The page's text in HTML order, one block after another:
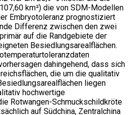
km²) die von SDM-Modellen
Embryotoleranz prognostiziert
Differenz zwischen den zwei
auf die Randgebiete der
Besiedlungsarealflächen.
dahingehend, dass sich
die um die qualitativ
liegen
hochwertige
Rotwangen-Schmuckschildkröte
auf Südchina, Zentralchina